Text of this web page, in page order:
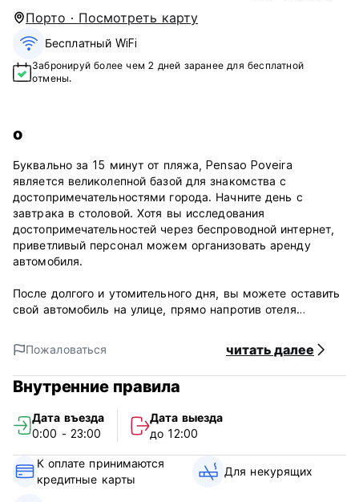
Порто · Посмотреть карту
Бесплатный WiFi
Забронируй более чем 2 дней заранее для бесплатной
отмены.
о
Буквально за 15 минут от пляжа, Pensao Poveira
является великолепной базой для знакомства с
достопримечательностями города. Начните день с
завтрака в столовой. Хотя вы исследования
достопримечательностей через беспроводной интернет,
приветливый персонал можем организовать аренду
автомобиля.
После долгого и утомительного дня, вы можете оставить
свой автомобиль на улице, прямо напротив отеля
Благодаря двойными стеклопакетами в окнах Pensao
Poveira вы можете быть уверены хорошо выспаться
ночью.
Пожаловаться читать далее
Внутренние правила
Дата въезда
0:00 - 23:00
Дата выезда
до 12:00
К оплате принимаются
кредитные карты
Для некурящих